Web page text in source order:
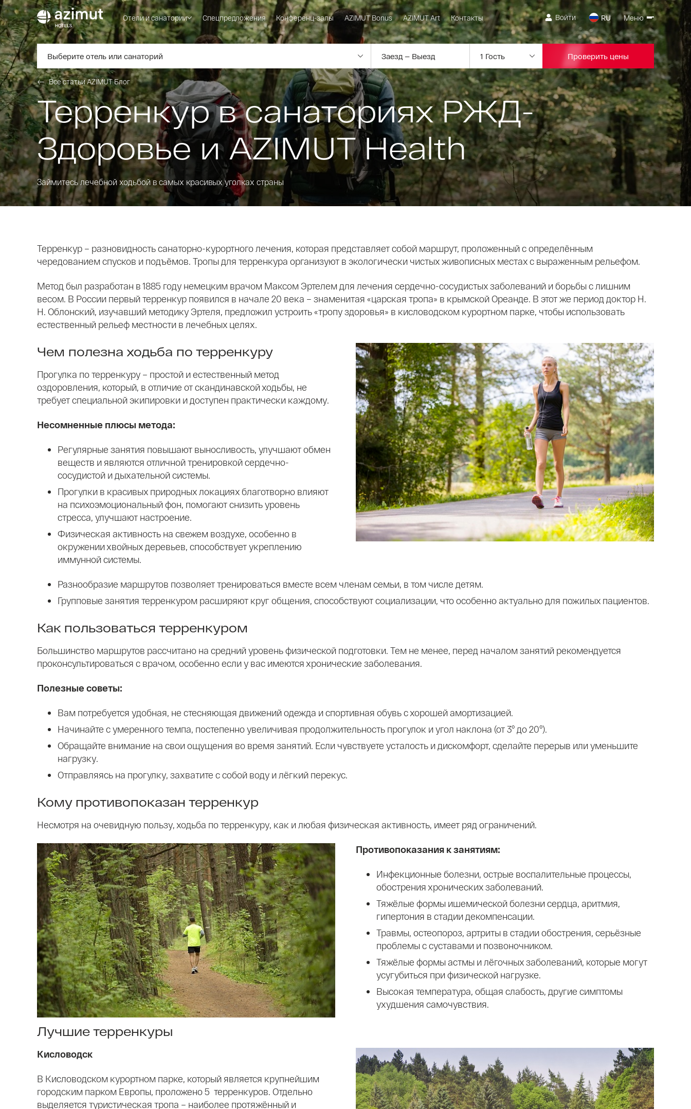
Отели и санатории Спецпредложения Конференц-залы AZIMUT Bonus AZIMUT Art Контакты Войти RU Меню
Выберите отель или санаторий Проверить цены
Все статьи AZIMUT Блог
Терренкур в санаториях РЖД-
Здоровье и AZIMUT Health
Займитесь лечебной ходьбой в самых красивых уголках страны
Терренкур – разновидность санаторно-курортного лечения, которая представляет собой маршрут, проложенный с определённым
чередованием спусков и подъёмов. Тропы для терренкура организуют в экологически чистых живописных местах с выраженным рельефом.
Метод был разработан в 1885 году немецким врачом Максом Эртелем для лечения сердечно-сосудистых заболеваний и борьбы с лишним
весом. В России первый терренкур появился в начале 20 века – знаменитая «царская тропа» в крымской Ореанде. В этот же период доктор Н.
Н. Облонский, изучавший методику Эртеля, предложил устроить «тропу здоровья» в кисловодском курортном парке, чтобы использовать
естественный рельеф местности в лечебных целях.
Чем полезна ходьба по терренкуру
Прогулка по терренкуру – простой и естественный метод
оздоровления, который, в отличие от скандинавской ходьбы, не
требует специальной экипировки и доступен практически каждому.
Несомненные плюсы метода:
Регулярные занятия повышают выносливость, улучшают обмен
веществ и являются отличной тренировкой сердечно-
сосудистой и дыхательной системы.
Прогулки в красивых природных локациях благотворно влияют
на психоэмоциональный фон, помогают снизить уровень
стресса, улучшают настроение.
Физическая активность на свежем воздухе, особенно в
окружении хвойных деревьев, способствует укреплению
иммунной системы.
Разнообразие маршрутов позволяет тренироваться вместе всем членам семьи, в том числе детям.
Групповые занятия терренкуром расширяют круг общения, способствуют социализации, что особенно актуально для пожилых пациентов.
Как пользоваться терренкуром
Большинство маршрутов рассчитано на средний уровень физической подготовки. Тем не менее, перед началом занятий рекомендуется
проконсультироваться с врачом, особенно если у вас имеются хронические заболевания.
Полезные советы:
Вам потребуется удобная, не стесняющая движений одежда и спортивная обувь с хорошей амортизацией.
Начинайте с умеренного темпа, постепенно увеличивая продолжительность прогулок и угол наклона (от 3° до 20°).
Обращайте внимание на свои ощущения во время занятий. Если чувствуете усталость и дискомфорт, сделайте перерыв или уменьшите
нагрузку.
Отправляясь на прогулку, захватите с собой воду и лёгкий перекус.
Кому противопоказан терренкур
Несмотря на очевидную пользу, ходьба по терренкуру, как и любая физическая активность, имеет ряд ограничений.
Противопоказания к занятиям:
Инфекционные болезни, острые воспалительные процессы,
обострения хронических заболеваний.
Тяжёлые формы ишемической болезни сердца, аритмия,
гипертония в стадии декомпенсации.
Травмы, остеопороз, артриты в стадии обострения, серьёзные
проблемы с суставами и позвоночником.
Тяжёлые формы астмы и лёгочных заболеваний, которые могут
усугубиться при физической нагрузке.
Высокая температура, общая слабость, другие симптомы
ухудшения самочувствия.
Лучшие терренкуры
Кисловодск
В Кисловодском курортном парке, который является крупнейшим
городским парком Европы, проложено 5 терренкуров. Отдельно
выделяется туристическая тропа – наиболее протяжённый и